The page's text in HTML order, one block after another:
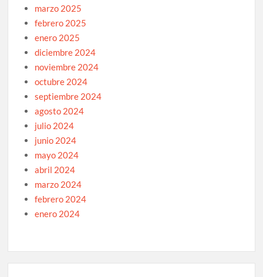
marzo 2025
febrero 2025
enero 2025
diciembre 2024
noviembre 2024
octubre 2024
septiembre 2024
agosto 2024
julio 2024
junio 2024
mayo 2024
abril 2024
marzo 2024
febrero 2024
enero 2024